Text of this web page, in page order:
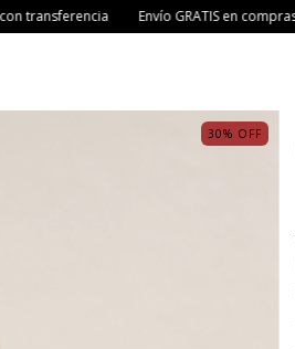
GRATIS en compras superiores a $190.000
30% OFF